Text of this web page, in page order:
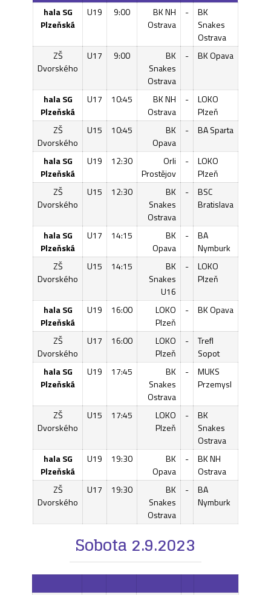
hala SG
Plzeňská
U19 9:00
BK NH
Ostrava
-
BK
Snakes
Ostrava
ZŠ
Dvorského
U17 9:00
BK
Snakes
Ostrava
- BK Opava
hala SG
Plzeňská
U17 10:45
BK NH
Ostrava
-
LOKO
Plzeň
ZŠ
Dvorského
U15 10:45
BK
Opava
- BA Sparta
hala SG
Plzeňská
U19 12:30
Orli
Prostějov
-
LOKO
Plzeň
ZŠ
Dvorského
U15 12:30
BK
Snakes
Ostrava
-
BSC
Bratislava
hala SG
Plzeňská
U17 14:15
BK
Opava
-
BA
Nymburk
ZŠ
Dvorského
U15 14:15
BK
Snakes
U16
-
LOKO
Plzeň
hala SG
Plzeňská
U19 16:00
LOKO
Plzeň
- BK Opava
ZŠ
Dvorského
U17 16:00
LOKO
Plzeň
-
Trefl
Sopot
hala SG
Plzeňská
U19 17:45
BK
Snakes
Ostrava
-
MUKS
Przemysl
ZŠ
Dvorského
U15 17:45
LOKO
Plzeň
-
BK
Snakes
Ostrava
hala SG
Plzeňská
U19 19:30
BK
Opava
-
BK NH
Ostrava
ZŠ
Dvorského
U17 19:30
BK
Snakes
Ostrava
-
BA
Nymburk
Sobota 2.9.2023